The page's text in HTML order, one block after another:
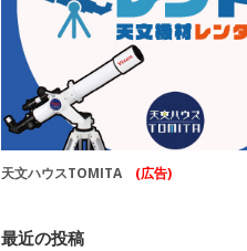
天文ハウスTOMITA (広告)
最近の投稿